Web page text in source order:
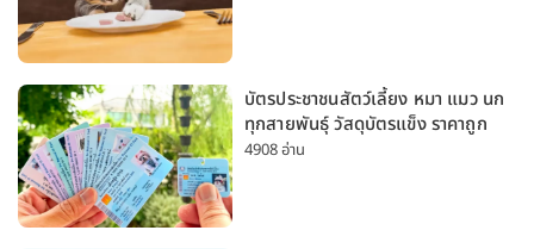
บัตรประชาชนสัตว์เลี้ยง หมา แมว นก
ทุกสายพันธุ์ วัสดุบัตรแข็ง ราคาถูก
4908 อ่าน